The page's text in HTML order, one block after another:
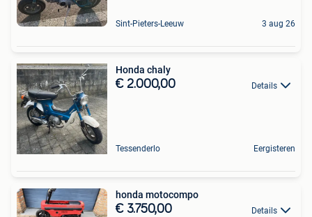
Sint-Pieters-Leeuw 3 aug 26
Honda chaly
€ 2.000,00 Details
Tessenderlo Eergisteren
honda motocompo
€ 3.750,00 Details